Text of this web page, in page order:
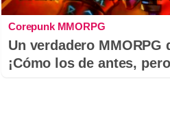
Corepunk MMORPG
Un verdadero MMORPG
¡Cómo los de antes,